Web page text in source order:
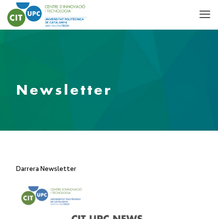
Newsletter
Darrera Newsletter